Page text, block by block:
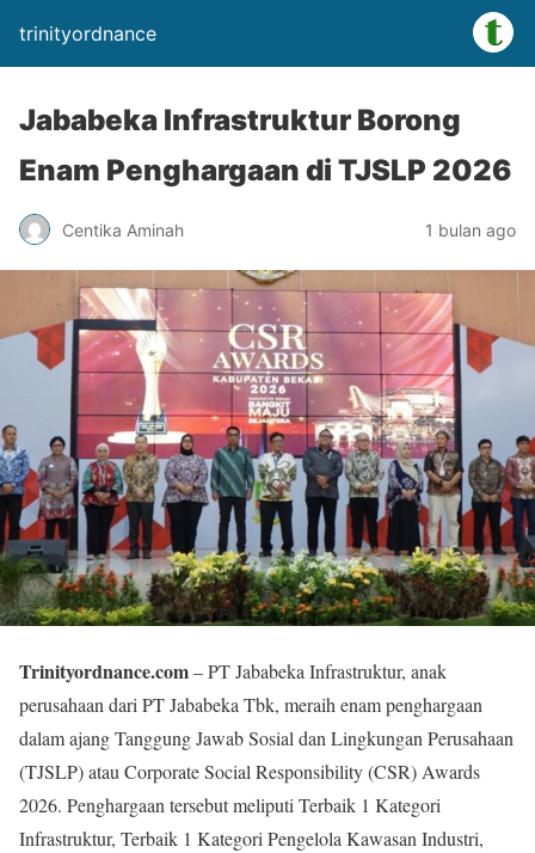
trinityordnance
Jababeka Infrastruktur Borong
Enam Penghargaan di TJSLP 2026
Centika Aminah 1 bulan ago
Trinityordnance.com– PT Jababeka Infrastruktur, anak
perusahaan dari PT Jababeka Tbk, meraih enam penghargaan
dalam ajang Tanggung Jawab Sosial dan Lingkungan Perusahaan
(TJSLP) atau Corporate Social Responsibility (CSR) Awards
2026. Penghargaan tersebut meliputi Terbaik 1 Kategori
Infrastruktur, Terbaik 1 Kategori Pengelola Kawasan Industri,